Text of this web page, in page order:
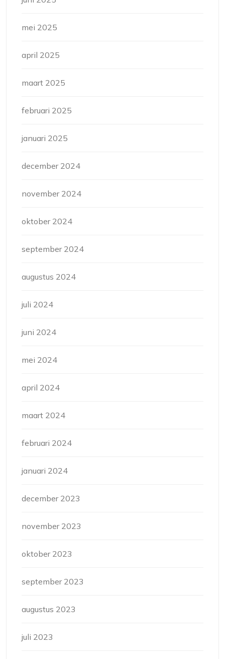
mei 2025
april 2025
maart 2025
februari 2025
januari 2025
december 2024
november 2024
oktober 2024
september 2024
augustus 2024
juli 2024
juni 2024
mei 2024
april 2024
maart 2024
februari 2024
januari 2024
december 2023
november 2023
oktober 2023
september 2023
augustus 2023
juli 2023